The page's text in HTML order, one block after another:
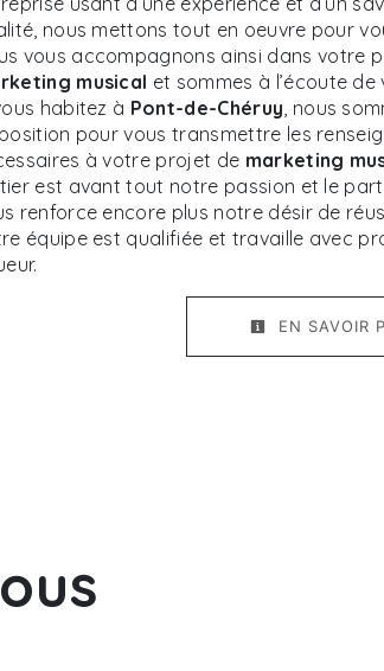
nous mettons tout en oeuvre pour
vous accompagnons ainsi dans votre
musical et sommes à l’écoute de
habitez à Pont-de-Chéruy, nous
pour vous transmettre les
à votre projet de marketing
est avant tout notre passion et le
renforce encore plus notre désir de
équipe est qualifiée et travaille avec
EN SAVOIR